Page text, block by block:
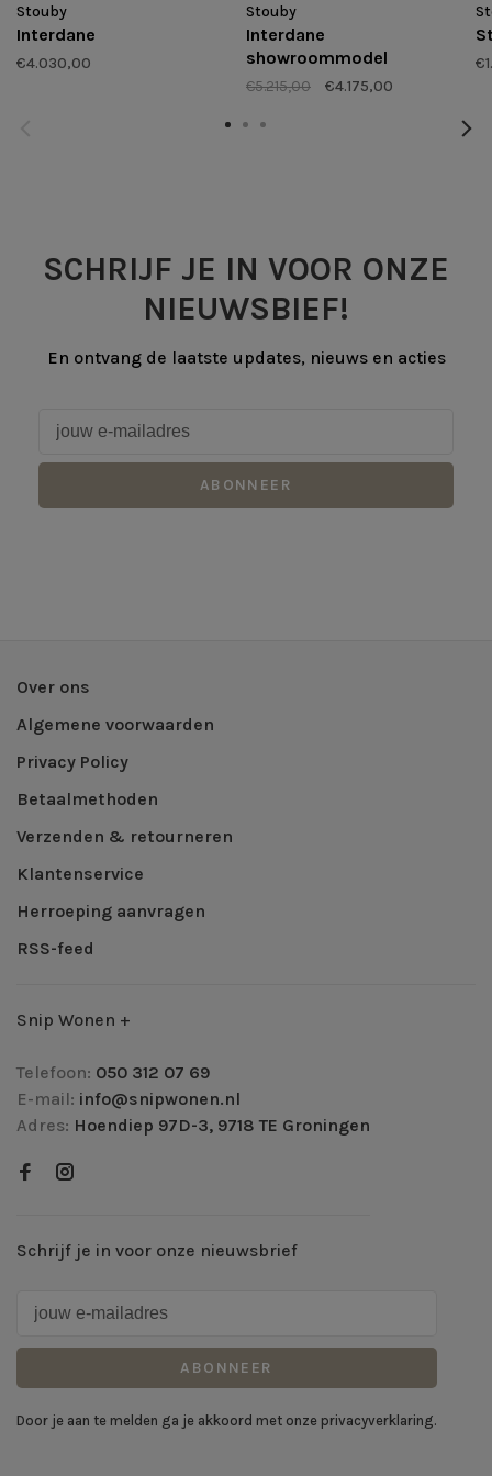
Stouby
Interdane
€4.030,00
Stouby
Interdane
showroommodel
€5.215,00 €4.175,00
SCHRIJF JE IN VOOR ONZE
NIEUWSBIEF!
En ontvang de laatste updates, nieuws en acties
ABONNEER
Over ons
Algemene voorwaarden
Privacy Policy
Betaalmethoden
Verzenden & retourneren
Klantenservice
Herroeping aanvragen
RSS-feed
Snip Wonen +
Telefoon: 050 312 07 69
E-mail: info@snipwonen.nl
Adres: Hoendiep 97D-3, 9718 TE Groningen
Schrijf je in voor onze nieuwsbrief
ABONNEER
Door je aan te melden ga je akkoord met onze privacyverklaring.